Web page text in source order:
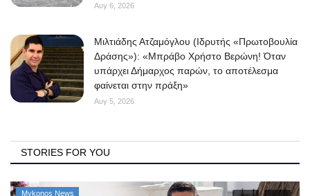
Αυγ 6, 2026
Μιλτιάδης Ατζαμόγλου (Ιδρυτής «Πρωτοβουλία
Δράσης»): «Μπράβο Χρήστο Βερώνη! Όταν
υπάρχει Δήμαρχος παρών, το αποτέλεσμα
φαίνεται στην πράξη»
Αυγ 5, 2026
STORIES FOR YOU
Mykonos News